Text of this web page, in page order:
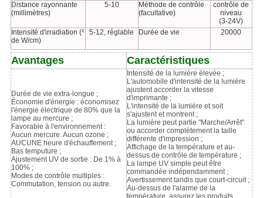
Distance rayonnante
(millimètres)
5-10
Méthode de contrôle
(facultative)
contrôle de
niveau
(3-24V)
Intensité d'irradiation (²
de W/cm)
5-12, réglable Durée de vie 20000
Avantages Caractéristiques
Durée de vie extra-longue ;
Économie d'énergie : économisez
l'énergie électrique de 80% que la
lampe au mercure ;
Favorable à l'environnement :
Aucun mercure. Aucun ozone ;
AUCUNE heure d'échauffement ;
Bas temputure ;
Ajustement UV de sortie : De 1% à
100% ;
Modes de contrôle multiples :
Commutation, tension ou autre.
Intensité de la lumière élevée ;
L'automobile d'intensité de la lumière
ajustent accorder la vitesse
d'imprimante ;
L'intensité de la lumière et soit
s'ajustent et montrent ;
La lumière peut partie "Marche/Arrêt"
ou accorder complètement la taille
différente d'impression ;
Affichage de la température et au-
dessus de contrôle de température ;
La lampe UV simple peut être
commandée indépendamment ;
Avertissement tandis que court-circuit ;
Au-dessus de l'alarme de la